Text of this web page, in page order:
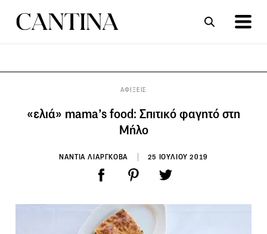
ΑΦΙΞΕΙΣ
«ελιά» mama’s food: Σπιτικό φαγητό στη
Μήλο
ΝΑΝΤΙΑ ΛΙΑΡΓΚΟΒΑ 25 ΙΟΥΛΙΟΥ 2019